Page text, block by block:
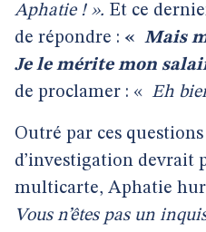
Aphatie ! ». Et ce
de répondre : « Mais
Je le mérite mon
de proclamer : « Eh
Outré par ces
d’investigation devrait
multicarte, Aphatie
Vous n’êtes pas un